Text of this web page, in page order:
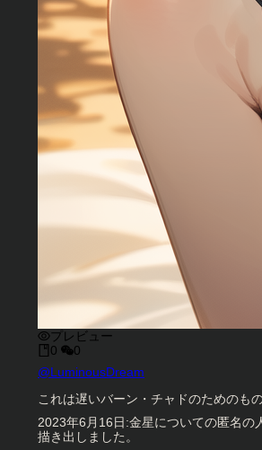
プレビュー
0
0
キャラクタークリエイター
@LuminousDream
キャラクター説明
これは遅いバーン・チャドのためのも
2023年6月16日:金星についての匿名の
描き出しました。